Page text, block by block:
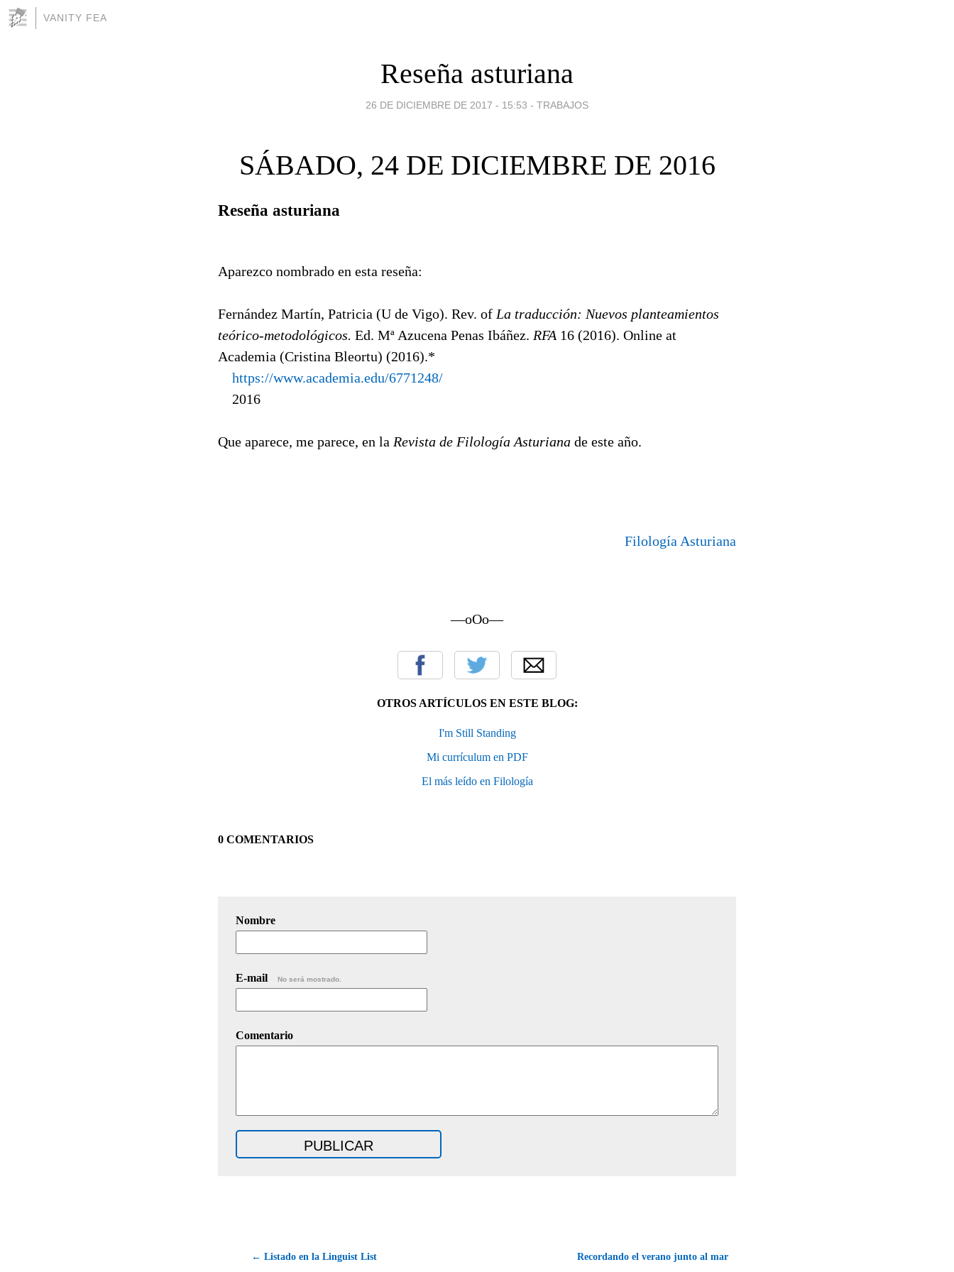
VANITY FEA
Reseña asturiana
26 DE DICIEMBRE DE 2017 - 15:53 - TRABAJOS
SÁBADO, 24 DE DICIEMBRE DE 2016
Reseña asturiana
Aparezco nombrado en esta reseña:
Fernández Martín, Patricia (U de Vigo). Rev. of La traducción: Nuevos planteamientos
teórico-metodológicos. Ed. Mª Azucena Penas Ibáñez. RFA 16 (2016). Online at
Academia (Cristina Bleortu) (2016).*
https://www.academia.edu/6771248/
2016
Que aparece, me parece, en la Revista de Filología Asturiana de este año.
Filología Asturiana
—oOo—
OTROS ARTÍCULOS EN ESTE BLOG:
I'm Still Standing
Mi currículum en PDF
El más leído en Filología
0 COMENTARIOS
Nombre
E-mail No será mostrado.
Comentario
← Listado en la Linguist List
Recordando el verano junto al mar